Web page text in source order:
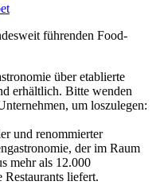
führenden Food-
über etablierte
erhältlich. Bitte wenden
um loszulegen:
und renommierter
der im Raum
mehr als 12.000
Restaurants liefert.